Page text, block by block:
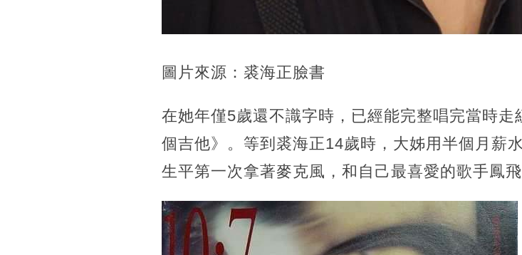
圖片來源：裘海正臉書
在她年僅5歲還不識字時，已經能完整唱完當時
個吉他》。等到裘海正14歲時，大姊用半個月薪
生平第一次拿著麥克風，和自己最喜愛的歌手鳳